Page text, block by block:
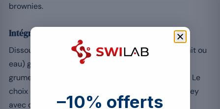
brownies.
Intégration dans les liquides
Dissoudre la whey dans un liquide de la recette (lait ou
eau) garantit une répartition uniforme et évite les
grumeaux ; ajustez alors le volume total de liquide. Le
choix du liquide est détaillé dans l’article sur la whey
avec du lait ou de l’eau.–10% offerts